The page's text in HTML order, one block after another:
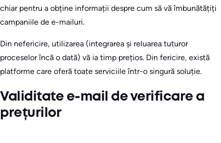
chiar pentru a obține informații despre cum să vă îmbunătățiți
campaniile de e-mailuri.
Din nefericire, utilizarea (integrarea și reluarea tuturor
proceselor încă o dată) vă ia timp prețios. Din fericire, există
platforme care oferă toate serviciile într-o singură soluție.
Validitate e-mail de verificare a
prețurilor